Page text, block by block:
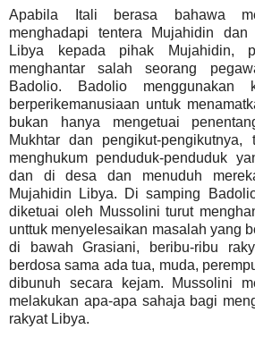
Apabila Itali berasa bahawa
menghadapi tentera Mujahidin dan
Libya kepada pihak Mujahidin,
menghantar salah seorang
Badolio. Badolio menggunakan
berperikemanusiaan untuk
bukan hanya mengetuai
Mukhtar dan pengikut-pengikutnya,
menghukum penduduk-penduduk
dan di desa dan menuduh
Mujahidin Libya. Di samping
diketuai oleh Mussolini turut
unttuk menyelesaikan masalah yang
di bawah Grasiani, beribu-ribu
berdosa sama ada tua, muda,
dibunuh secara kejam. Mussolini
melakukan apa-apa sahaja bagi
rakyat Libya.